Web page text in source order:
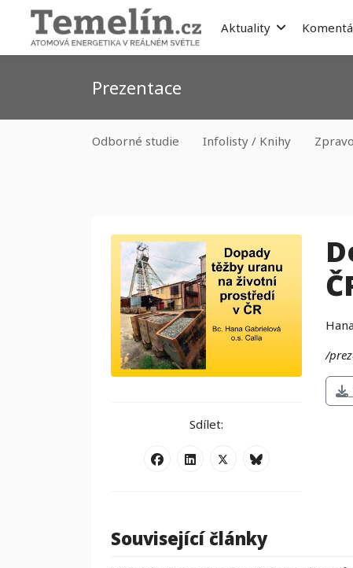
Aktuality
Prezentace
Odborné studie Infolisty / Knihy
Sdílet:
/
Související články